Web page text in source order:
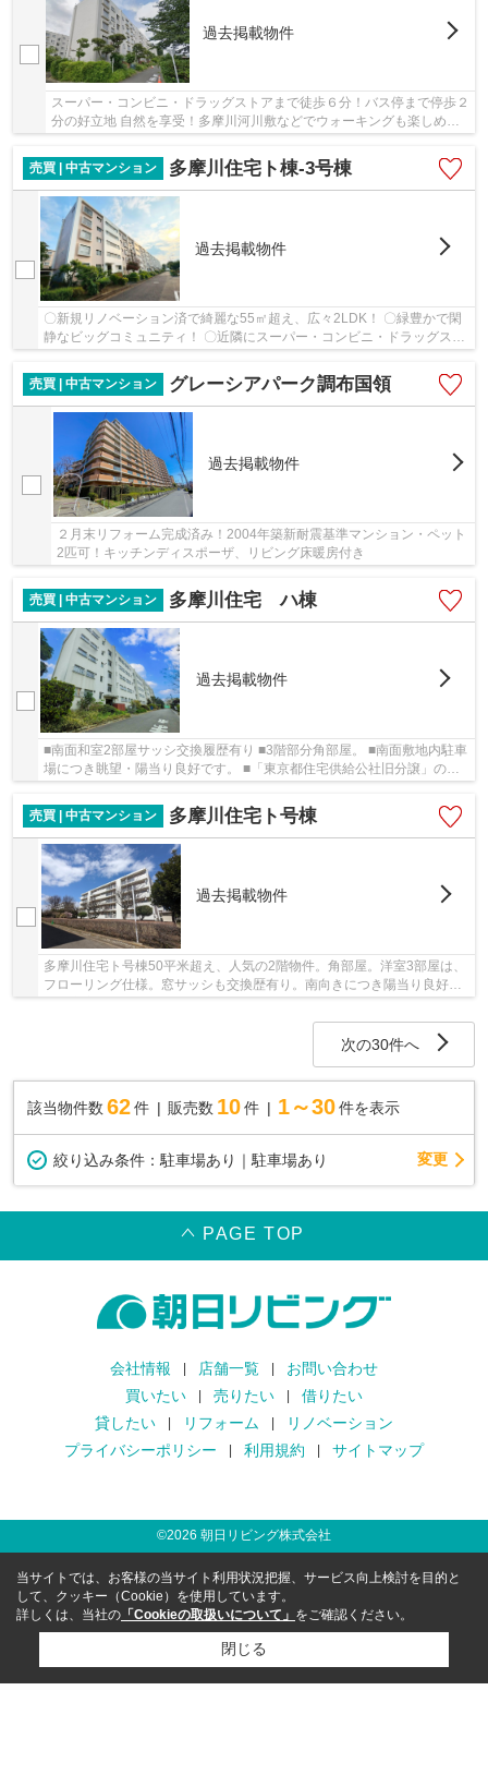
過去掲載物件
スーパー・コンビニ・ドラッグストアまで徒歩６分！バス停まで停歩２
分の好立地 自然を享受！多摩川河川敷などでウォーキングも楽しめま
売買 | 中古マンション
多摩川住宅ト棟-3号棟
過去掲載物件
〇新規リノベーション済で綺麗な55㎡超え、広々2LDK！ 〇緑豊かで閑
静なビッグコミュニティ！ 〇近隣にスーパー・コンビニ・ドラッグスト
売買 | 中古マンション
グレーシアパーク調布国領
過去掲載物件
２月末リフォーム完成済み！2004年築新耐震基準マンション・ペット
2匹可！キッチンディスポーザ、リビング床暖房付き
売買 | 中古マンション 多摩川住宅 ハ棟
過去掲載物件
■南面和室2部屋サッシ交換履歴有り ■3階部分角部屋。 ■南面敷地内駐車
場につき眺望・陽当り良好です。 ■「東京都住宅供給公社旧分譲」のマ
ンションです。 ■ビッグコミュニティのハ棟全...
売買 | 中古マンション
多摩川住宅ト号棟
過去掲載物件
多摩川住宅ト号棟50平米超え、人気の2階物件。角部屋。洋室3部屋は、
フローリング仕様。窓サッシも交換歴有り。南向きにつき陽当り良好で
す。空室につきゆっくり内見いただけます。
次の30件へ
該当物件数 62件 販売数 10 件 1～30 件を表示
絞り込み条件： 駐車場あり｜駐車場あり 変更
PAGE TOP
会社情報 店舗一覧
お問い合わせ
買いたい
売りたい
借りたい
貸したい
リフォーム
リノベーション
プライバシーポリシー
利用規約 サイトマップ
©2026 朝日リビング株式会社
当サイトでは、お客様の当サイト利用状況把握、サービス向上検討を目的と
して、クッキー（Cookie）を使用しています。
詳しくは、当社の 「Cookieの取扱いについて」 をご確認ください。
閉じる